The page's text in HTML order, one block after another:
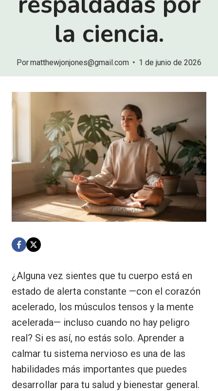
la ciencia.
Pormatthewjonjones@gmail.com 1 de junio de 2026
¿Alguna vez sientes que tu cuerpo está en
estado de alerta constante —con el corazón
acelerado, los músculos tensos y la mente
acelerada— incluso cuando no hay peligro
real? Si es así, no estás solo. Aprender a
calmar tu sistema nervioso es una de las
habilidades más importantes que puedes
desarrollar para tu salud y bienestar general.